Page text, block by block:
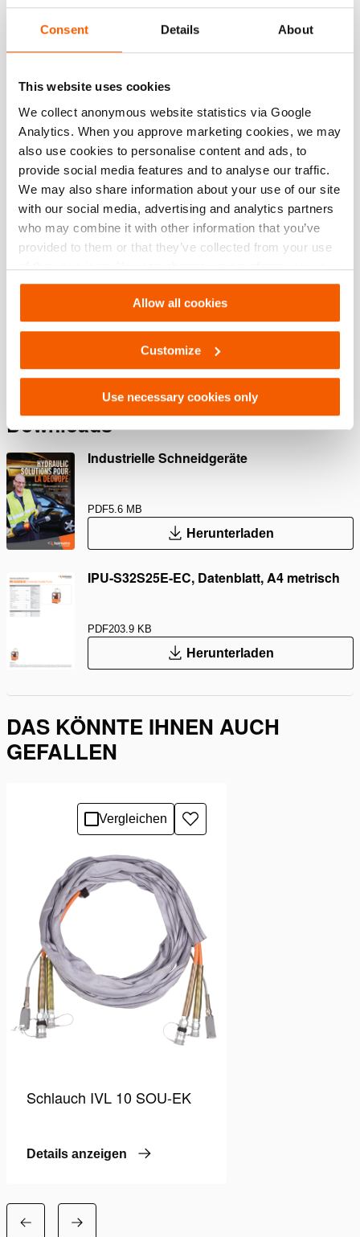
Consent Details About
This website uses cookies
We collect anonymous website statistics via Google
Analytics. When you approve marketing cookies, we may
also use cookies to personalise content and ads, to
provide social media features and to analyse our traffic.
We may also share information about your use of our site
with our social media, advertising and analytics partners
who may combine it with other information that you’ve
provided to them or that they’ve collected from your use
of their services. You can change your preferences via
Settings. See ourcookiestatement.
Allow all cookies
Customize
Use necessary cookies only
Grundspezifikationen
Modell
für Schneidgerät Typ stationär HSC200STH40
max. Betriebsdruck 350 / 35 (bar/MPa)
Leistung
Allgemeine Daten
Abmessungen, Gewicht und Temperatur
Technische Zeichnung Abmessungen
Downloads
Industrielle Schneidgeräte
PDF5.6 MB
Herunterladen
IPU-S32S25E-EC, Datenblatt, A4 metrisch
PDF203.9 KB
Herunterladen
DAS KÖNNTE IHNEN AUCH
GEFALLEN
Vergleichen
Zur
Wunschliste
Schlauch IVL 10 SOU-EK
Details anzeigen